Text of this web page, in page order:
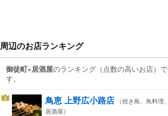
周辺のお店ランキング
御徒町×居酒屋のランキング （点数の高いお店） で
す。
1 鳥恵 上野広小路店 （焼き鳥、鳥料理、
居酒屋）